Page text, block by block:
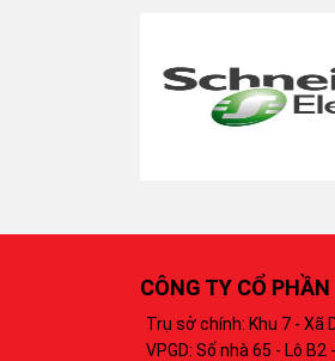
CÔNG TY CỔ
Trụ sở chính: Khu 7 - Xã
VPGD: Số nhà 65 - Lô